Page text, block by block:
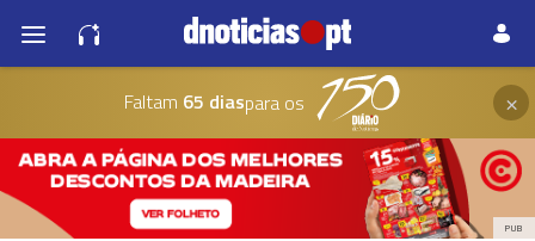
Faltam 65 diaspara os ×
PUB